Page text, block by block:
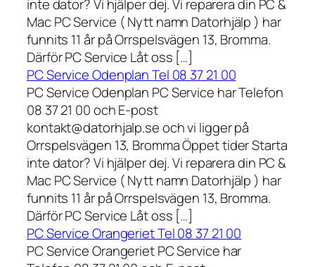
inte dator? Vi hjälper dej. Vi reparera din PC &
Mac PC Service ( Nytt namn Datorhjälp ) har
funnits 11 år på Orrspelsvägen 13, Bromma.
Därför PC Service Låt oss […]
PC Service Odenplan Tel 08 37 21 00
PC Service Odenplan PC Service har Telefon
08 37 21 00 och E-post
kontakt@datorhjalp.se och vi ligger på
Orrspelsvägen 13, Bromma Öppet tider Starta
inte dator? Vi hjälper dej. Vi reparera din PC &
Mac PC Service ( Nytt namn Datorhjälp ) har
funnits 11 år på Orrspelsvägen 13, Bromma.
Därför PC Service Låt oss […]
PC Service Orangeriet Tel 08 37 21 00
PC Service Orangeriet PC Service har